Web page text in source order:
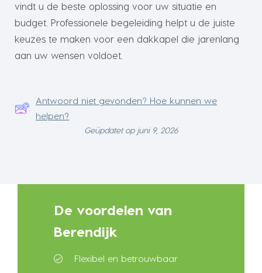
vindt u de beste oplossing voor uw situatie en
budget. Professionele begeleiding helpt u de juiste
keuzes te maken voor een dakkapel die jarenlang
aan uw wensen voldoet.
Antwoord niet gevonden? Hoe kunnen we
helpen?
Geüpdatet op juni 9, 2026
De voordelen van
Berendijk
Flexibel en betrouwbaar